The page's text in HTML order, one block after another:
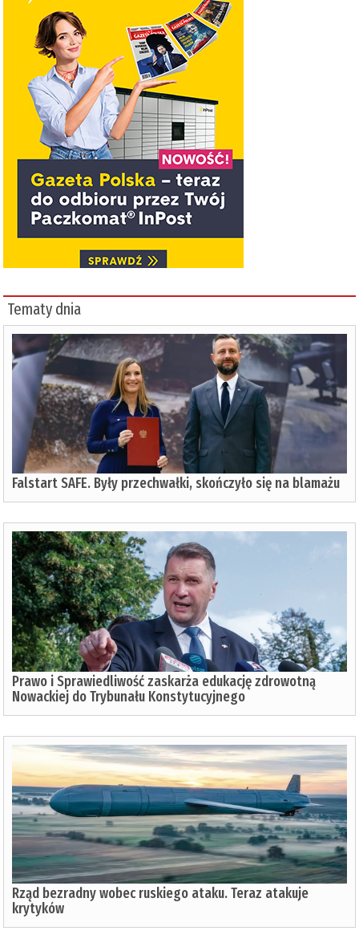
Tematy dnia
Falstart SAFE. Były przechwałki, skończyło się na blamażu
Prawo i Sprawiedliwość zaskarża edukację zdrowotną
Nowackiej do Trybunału Konstytucyjnego
Rząd bezradny wobec ruskiego ataku. Teraz atakuje
krytyków